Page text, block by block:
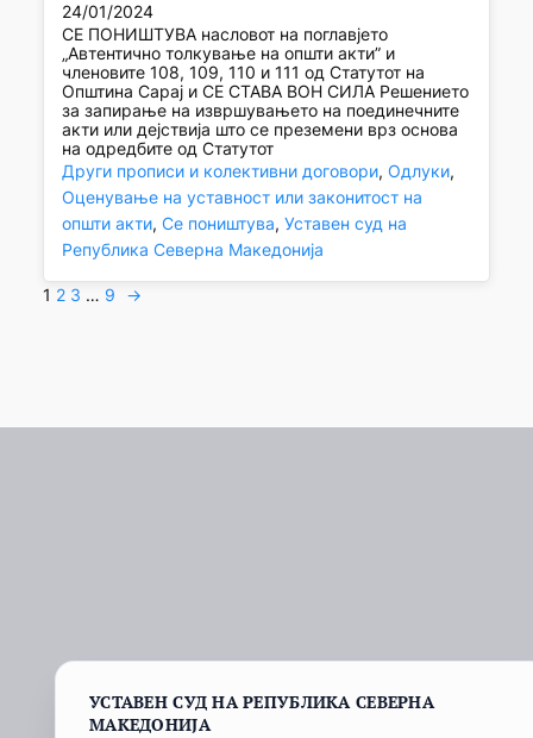
24/01/2024
СЕ ПОНИШТУВА насловот на поглавјето
„Автентично толкување на општи акти” и
членовите 108, 109, 110 и 111 од Статутот на
Општина Сарај и СЕ СТАВА ВОН СИЛА Решението
за запирање на извршувањето на поединечните
акти или дејствија што се преземени врз основа
на одредбите од Статутот
Други прописи и колективни договори, Одлуки
Оценување на уставност или законитост на
општи акти, Се поништува, Уставен суд на
Република Северна Македонија
1 2 3 … 9 →
УСТАВЕН СУД НА РЕПУБЛИКА СЕВЕРНА
МАКЕДОНИЈА